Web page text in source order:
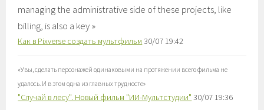
managing the administrative side of these projects, like
billing, is also a key»
Как в Pixverse создать мультфильм 30/07 19:42
«Увы, сделать персонажей одинаковыми на протяжении всего фильма не
удалось. И в этом одна из главных трудносте»
"Случай в лесу". Новый фильм "ИИ-Мультстудии" 30/07 19:36